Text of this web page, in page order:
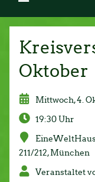
Oktober
Mittwoch, 4.
19:30 Uhr
211/212, München
Ver­an­stal­tet